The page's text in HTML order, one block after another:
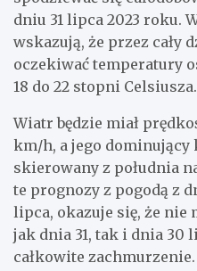
dniu 31 lipca 2023 roku.
wskazują, że przez cały
oczekiwać temperatury
18 do 22 stopni Celsiusza.
Wiatr będzie miał
km/h, a jego dominujący
skierowany z południa
te prognozy z pogodą z
lipca, okazuje się, że nie
jak dnia 31, tak i dnia 30
całkowite zachmurzenie.